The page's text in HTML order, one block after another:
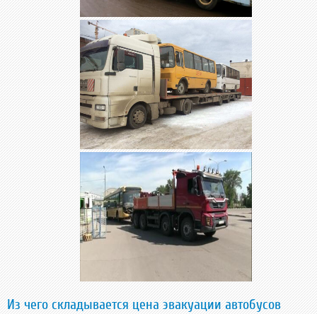
Из чего складывается цена эвакуации автобусов